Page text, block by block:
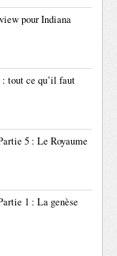
pour Indiana
: tout ce qu’il faut
5 : Le Royaume
1 : La genèse